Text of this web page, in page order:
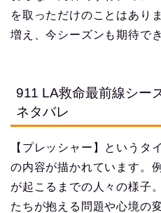
を取っただけのことはあり
増え、今シーズンも期待で
911 LA救命最前線シー
ネタバレ
【プレッシャー】というタ
の内容が描かれています。
が起こるまでの人々の様子
たちが抱える問題や心境の